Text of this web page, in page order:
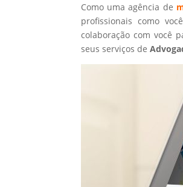
Como uma agência de
profissionais como
colaboração com você
seus serviços de